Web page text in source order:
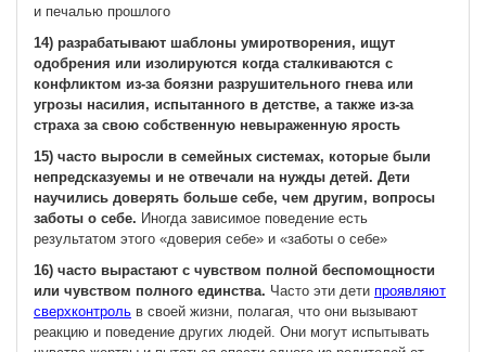
и печалью прошлого
14) разрабатывают шаблоны умиротворения, ищут
одобрения или изолируются когда сталкиваются с
конфликтом из-за боязни разрушительного гнева или
угрозы насилия, испытанного в детстве, а также из-за
страха за свою собственную невыраженную ярость
15) часто выросли в семейных системах, которые были
непредсказуемы и не отвечали на нужды детей. Дети
научились доверять больше себе, чем другим, вопросы
заботы о себе. Иногда зависимое поведение есть
результатом этого «доверия себе» и «заботы о себе»
16) часто вырастают с чувством полной беспомощности
или чувством полного единства. Часто эти дети проявляют
сверхконтроль в своей жизни, полагая, что они вызывают
реакцию и поведение других людей. Они могут испытывать